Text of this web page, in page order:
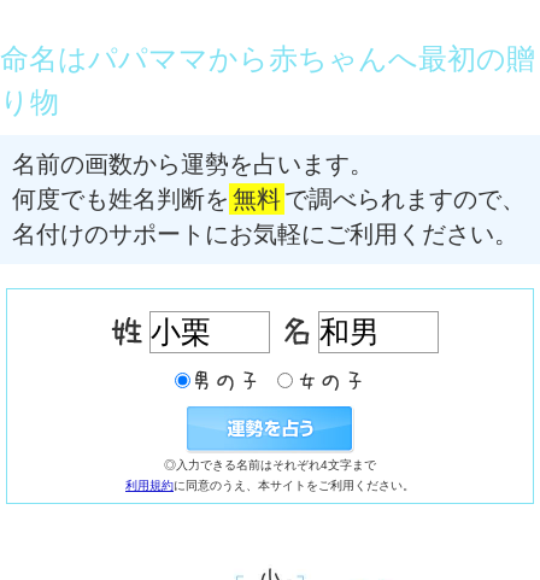
命名はパパママから赤ちゃんへ最初の贈
り物
名前の画数から運勢を占います。
何度でも姓名判断を 無料で調べられますので、
名付けのサポートにお気軽にご利用ください。
◎入力できる名前はそれぞれ4文字まで
利用規約に同意のうえ、本サイトをご利用ください。